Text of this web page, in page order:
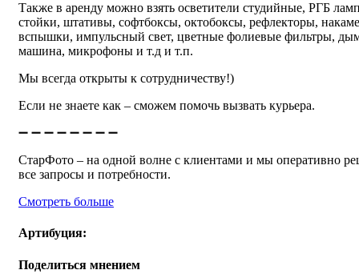
Также в аренду можно взять осветители студийные, РГБ
стойки, штативы, софтбоксы, октобоксы, рефлекторы,
вспышки, импульсный свет, цветные фолиевые фильтры,
машина, микрофоны и т.д и т.п.
Мы всегда открыты к сотрудничеству!)
Если не знаете как – сможем помочь вызвать курьера.
➖ ➖ ➖ ➖ ➖ ➖ ➖ ➖
СтарФото – на одной волне с клиентами и мы оперативно
все запросы и потребности.
Смотреть больше
Артибуция:
Поделиться мнением